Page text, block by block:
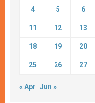
4 5 6
11 12 13
18 19 20
25 26 27
« Apr Jun »